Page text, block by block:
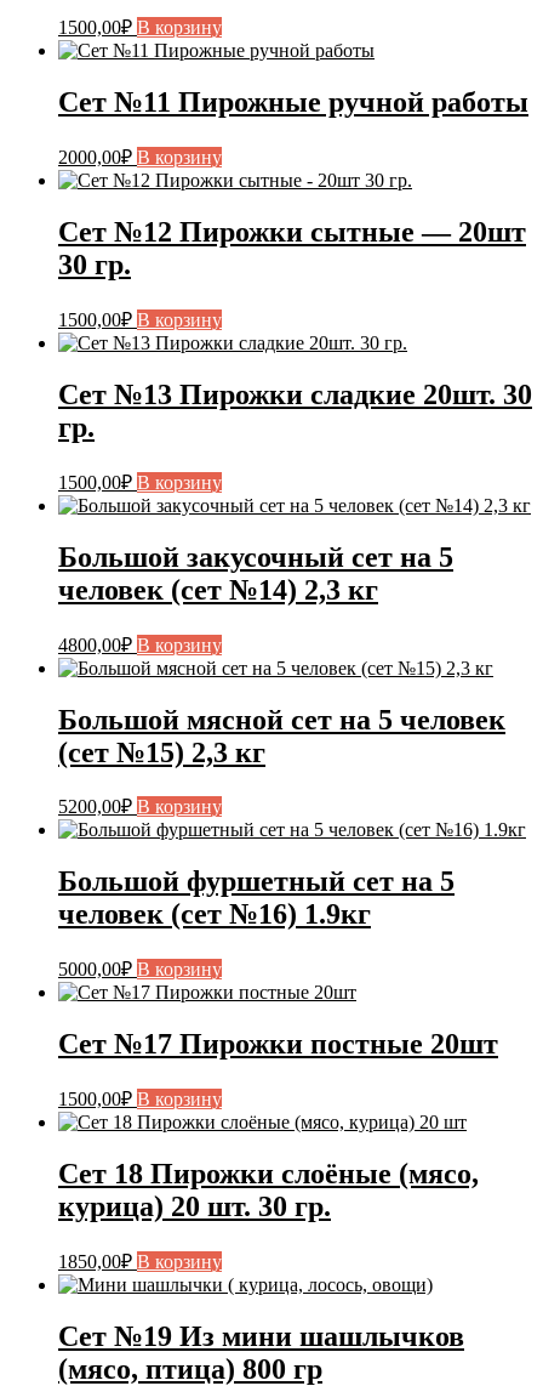
1500,00₽ В корзину
Сет №11 Пирожные ручной работы
2000,00₽ В корзину
Сет №12 Пирожки сытные — 20шт
30 гр.
1500,00₽ В корзину
Сет №13 Пирожки сладкие 20шт. 30
гр.
1500,00₽ В корзину
Большой закусочный сет на 5
человек (сет №14) 2,3 кг
4800,00₽ В корзину
Большой мясной сет на 5 человек
(сет №15) 2,3 кг
5200,00₽ В корзину
Большой фуршетный сет на 5
человек (сет №16) 1.9кг
5000,00₽ В корзину
Сет №17 Пирожки постные 20шт
1500,00₽ В корзину
Сет 18 Пирожки слоёные (мясо,
курица) 20 шт. 30 гр.
1850,00₽ В корзину
Сет №19 Из мини шашлычков
(мясо, птица) 800 гр